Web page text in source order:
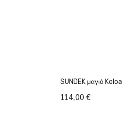
SUNDEK μαγιό Koloa
114,00 €